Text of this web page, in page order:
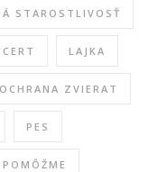
STAROSTLIVOSŤ
LAJKA
OCHRANA ZVIERAT
PES
POMÔŽME